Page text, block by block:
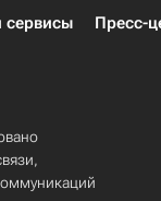
сервисы Пресс-